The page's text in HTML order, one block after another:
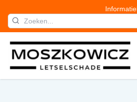
Informatie